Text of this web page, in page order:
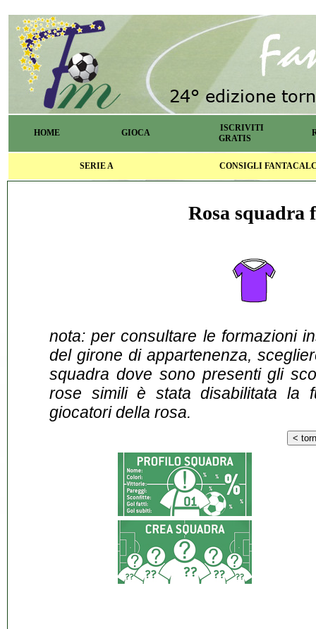
HOME GIOCA
ISCRIVITI
GRATIS
SERIE A CONSIGLI
Rosa squadra
nota: per consultare le formazioni
del girone di appartenenza,
squadra dove sono presenti gli
rose simili è stata disabilitata la
giocatori della rosa.